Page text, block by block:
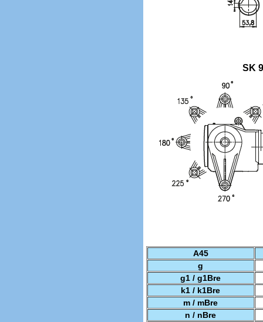
SK
A45
g
g1 / g1Bre
k1 / k1Bre
m / mBre
n / nBre